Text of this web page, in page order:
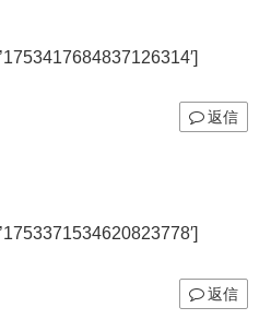
返信
返信